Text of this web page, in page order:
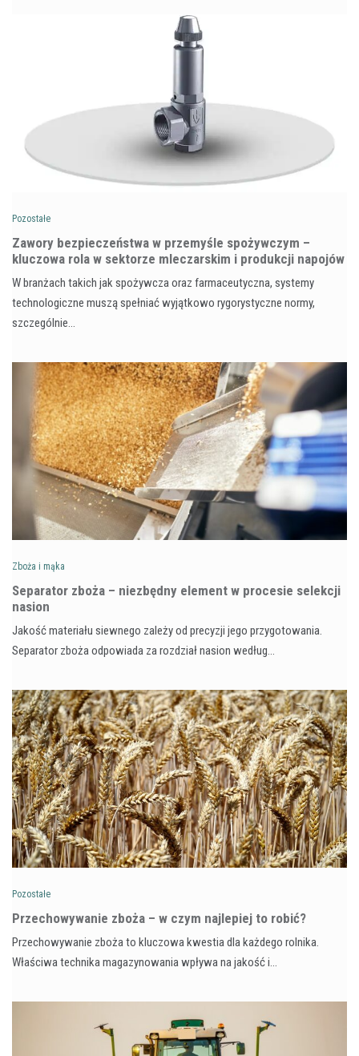
Pozostałe
Zawory bezpieczeństwa w przemyśle spożywczym –
kluczowa rola w sektorze mleczarskim i produkcji napojów
W branżach takich jak spożywcza oraz farmaceutyczna, systemy
technologiczne muszą spełniać wyjątkowo rygorystyczne normy,
szczególnie…
Zboża i mąka
Separator zboża – niezbędny element w procesie selekcji
nasion
Jakość materiału siewnego zależy od precyzji jego przygotowania.
Separator zboża odpowiada za rozdział nasion według…
Pozostałe
Przechowywanie zboża – w czym najlepiej to robić?
Przechowywanie zboża to kluczowa kwestia dla każdego rolnika.
Właściwa technika magazynowania wpływa na jakość i…